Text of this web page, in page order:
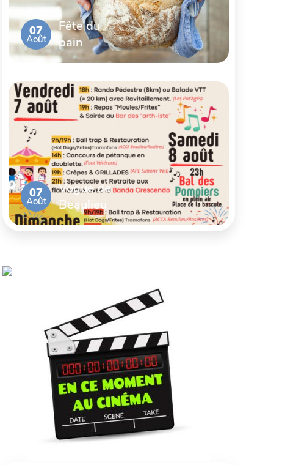
07
Août
Fête du
pain
07
Août
Vogue de
Beaulieu